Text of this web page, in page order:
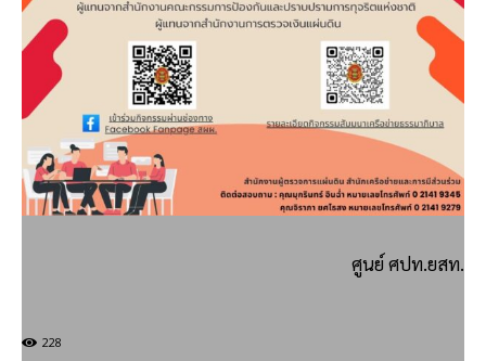
ศูนย์ ศปท.ยสท.
228